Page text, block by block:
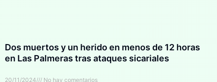
Dos muertos y un herido en menos de 12 horas
en Las Palmeras tras ataques sicariales
20/11/2024 No hay comentarios